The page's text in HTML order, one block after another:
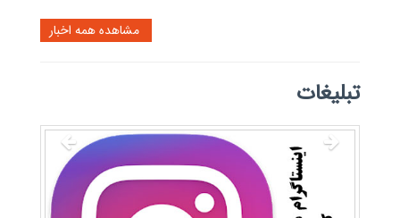
تبلیغات